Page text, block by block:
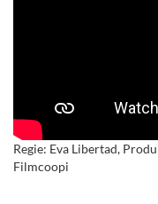
Regie: Eva Libertad,
Filmcoopi